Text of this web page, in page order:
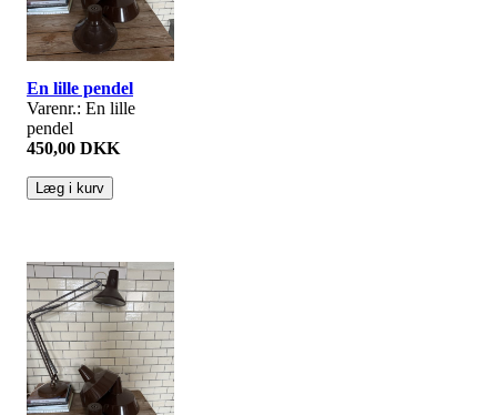
En lille pendel
Varenr.: En lille
pendel
450,00 DKK